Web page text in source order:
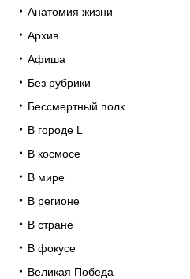
Анатомия жизни
Архив
Афиша
Без рубрики
Бессмертный полк
В городе L
В космосе
В мире
В регионе
В стране
В фокусе
Великая Победа